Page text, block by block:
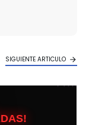
SIGUIENTE ARTICULO